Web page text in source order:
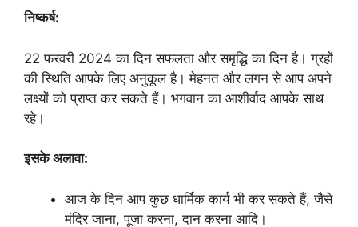
निष्कर्ष:
22 फरवरी 2024 का दिन सफलता और समृद्धि का दिन है। ग्रहों
की स्थिति आपके लिए अनुकूल है। मेहनत और लगन से आप अपने
लक्ष्यों को प्राप्त कर सकते हैं। भगवान का आशीर्वाद आपके साथ
रहे।
इसके अलावा:
आज के दिन आप कुछ धार्मिक कार्य भी कर सकते हैं, जैसे
मंदिर जाना, पूजा करना, दान करना आदि।